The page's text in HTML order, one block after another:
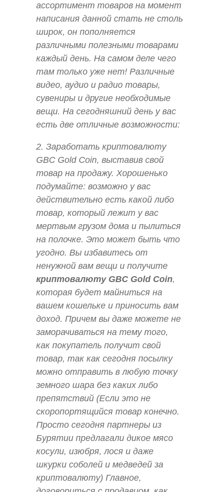
ассортимент товаров на момент
написания данной стать не столь
широк, он пополняется
различными полезными товарами
каждый день. На самом деле чего
там только уже нет! Различные
видео, аудио и радио товары,
сувениры и другие необходимые
вещи. На сегодняшний день у вас
есть две отличные возможности:
2. Заработать криптовалюту
GBC Gold Coin, выставив свой
товар на продажу. Хорошенько
подумайте: возможно у вас
действительно есть какой либо
товар, который лежит у вас
мертвым грузом дома и пылиться
на полочке. Это может быть что
угодно. Вы избавитесь от
ненужной вам вещи и получите
криптовалюту GBC Gold Coin,
которая будет майниться на
вашем кошельке и приносить вам
доход. Причем вы даже можете не
заморачиваться на тему того,
как покупатель получит свой
товар, так как сегодня посылку
можно отправить в любую точку
земного шара без каких либо
препятствий (Если это не
скоропортящийся товар конечно.
Просто сегодня партнеры из
Бурятии предлагали дикое мясо
косули, изюбря, лося и даже
шкурки соболей и медведей за
криптовалюту) Главное,